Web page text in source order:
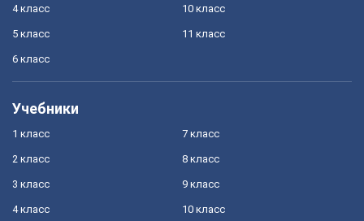
4 класс
5 класс
6 класс
10 класс
11 класс
Учебники
1 класс
2 класс
3 класс
4 класс
7 класс
8 класс
9 класс
10 класс